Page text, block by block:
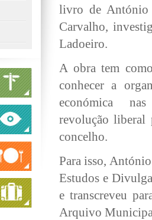
livro de António
Carvalho,
Ladoeiro.
A obra tem
conhecer a
económica
revolução liberal
concelho.
Para isso,
Estudos e
e transcreveu
Arquivo